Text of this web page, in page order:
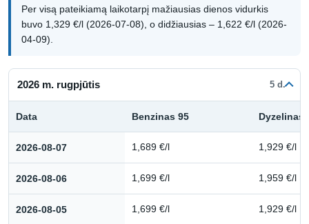
Per visą pateikiamą laikotarpį mažiausias dienos vidurkis
buvo 1,329 €/l (2026-07-08), o didžiausias – 1,622 €/l (2026-
04-09).
2026 m. rugpjūtis 5 d.
Data Benzinas 95 Dyzelinas
2026-08-07 1,689 €/l 1,929 €/l
2026-08-06 1,699 €/l 1,959 €/l
2026-08-05 1,699 €/l 1,929 €/l